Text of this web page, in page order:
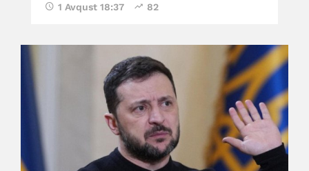
1 Avqust 18:37 82